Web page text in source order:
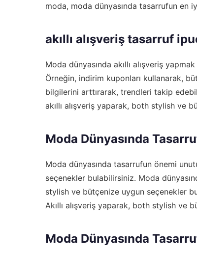
moda, moda dünyasında tasarrufun en
akıllı alışveriş tasarruf
Moda dünyasında akıllı alışveriş
Örneğin, indirim kuponları kullanarak,
bilgilerini arttırarak, trendleri takip
akıllı alışveriş yaparak, both stylish ve
Moda Dünyasında
Moda dünyasında tasarrufun önemi
seçenekler bulabilirsiniz. Moda
stylish ve bütçenize uygun seçenekler
Akıllı alışveriş yaparak, both stylish ve
Moda Dünyasında